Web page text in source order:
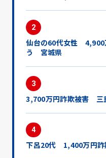
2
仙台の60代女性
う 宮城県
3
3,700万円詐欺被害 三
4
下呂20代 1,400万円